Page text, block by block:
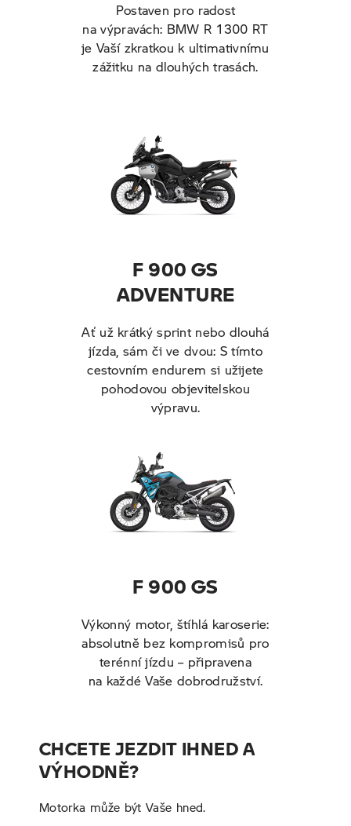
Postaven pro radost
na výpravách: BMW R 1300 RT
je Vaší zkratkou k ultimativnímu
zážitku na dlouhých trasách.
F 900 GS
ADVENTURE
Ať už krátký sprint nebo dlouhá
jízda, sám či ve dvou: S tímto
cestovním endurem si užijete
pohodovou objevitelskou
výpravu.
F 900 GS
Výkonný motor, štíhlá karoserie:
absolutně bez kompromisů pro
terénní jízdu – připravena
na každé Vaše dobrodružství.
CHCETE JEZDIT IHNED A
VÝHODNĚ?
Motorka může být Vaše hned.